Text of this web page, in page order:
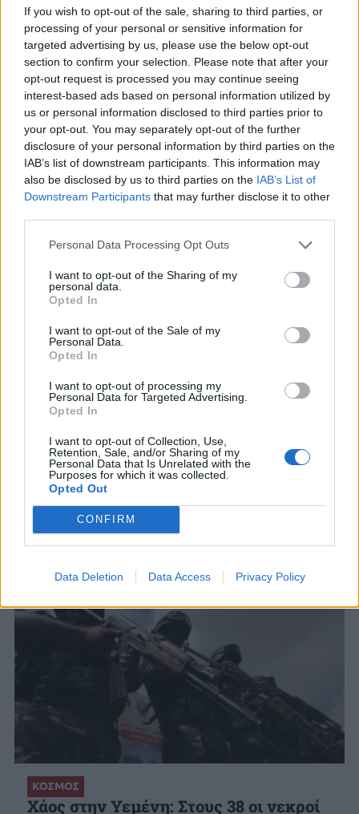
If you wish to opt-out of the sale, sharing to third parties, or
processing of your personal or sensitive information for
targeted advertising by us, please use the below opt-out
section to confirm your selection. Please note that after your
opt-out request is processed you may continue seeing
interest-based ads based on personal information utilized by
us or personal information disclosed to third parties prior to
your opt-out. You may separately opt-out of the further
disclosure of your personal information by third parties on the
IAB’s list of downstream participants. This information may
also be disclosed by us to third parties on the IAB’s List of
Downstream Participants that may further disclose it to other
Personal Data Processing Opt Outs
I want to opt-out of the Sharing of my
personal data.
Opted In
I want to opt-out of the Sale of my
Personal Data.
Opted In
I want to opt-out of processing my
Personal Data for Targeted Advertising.
Opted In
I want to opt-out of Collection, Use,
Retention, Sale, and/or Sharing of my
Personal Data that Is Unrelated with the
Purposes for which it was collected.
Opted Out
CONFIRM
Data Deletion Data Access Privacy Policy
ΣΧΕΤΙΚΑ ΑΡΘΡΑ
Ιράν σε κράτη του Κόλπου: «Πείτε στον
Τραμπ να σταματήσει τις επιθέσεις,
Τα διλήμματα του Αμερικανού προέδρου, το
διπλωματικό παρασκήνιο και η
αποφασιστικότητα της Ισλαμικής Δημοκρατίας
6 ΑΥΓ. 2026, 19:56
ΚΟΣΜΟΣ
Χάος στην Υεμένη: Στους 38 οι νεκροί